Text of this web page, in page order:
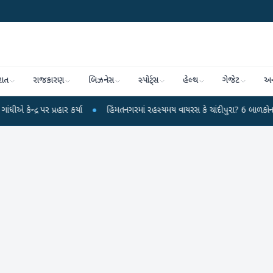
રાજકારણ બિઝનેસ સ્પોર્ટ્સ હેલ્થ ગેજેટ
પ્રહાર કર્યા ● હિંમતનગરમાં રહસ્યમય વાયરસ કે ચાંદીપુરા? 6 બાળકોના મોતથી